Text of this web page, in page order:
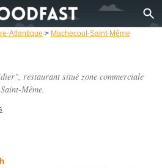
Atlantique > Machecoul-Saint-Même
restaurant situé zone commerciale
Même.